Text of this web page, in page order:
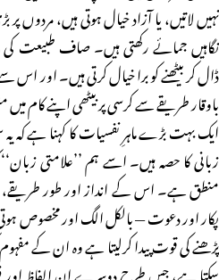
نہیں لاتیں، یا آزاد خیال ہوتی ہیں،
نگاہیں جمائے رکھتی ہیں۔ صاف طبیعت کی
ڈال کر بیٹھنے کو برا خیال کرتی ہیں۔ اور
باوقار طریقے سے کرسی پر بیٹھی اپنے کام
ایک بہت بڑے ماہرِ نفسیات کا کہنا ہے
زبانی کا حصہ ہیں۔ اسے ہم ’’علامتی
منطق ہے۔ اس کے انداز اور طور
پکار اور دعوت — بالکل الگ اور مخصوص
پڑھنے کی قوت پیدا کرلیتا ہے وہ ان کے
سکتا ہے، جس طرح دوسرے ان الفاظ اور